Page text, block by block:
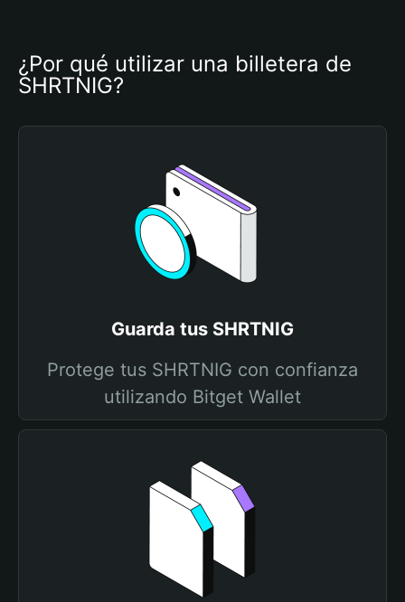
¿Por qué utilizar una billetera de
SHRTNIG?
Guarda tus SHRTNIG
Protege tus SHRTNIG con confianza
utilizando Bitget Wallet